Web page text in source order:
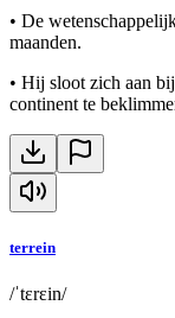
• De
maanden.
• Hij sloot zich aan
continent te
terrein
/ˈtɛrɛin/